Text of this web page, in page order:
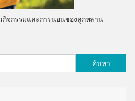
กิจกรรมและการนอนของลูกหลาน
สำหรับ: